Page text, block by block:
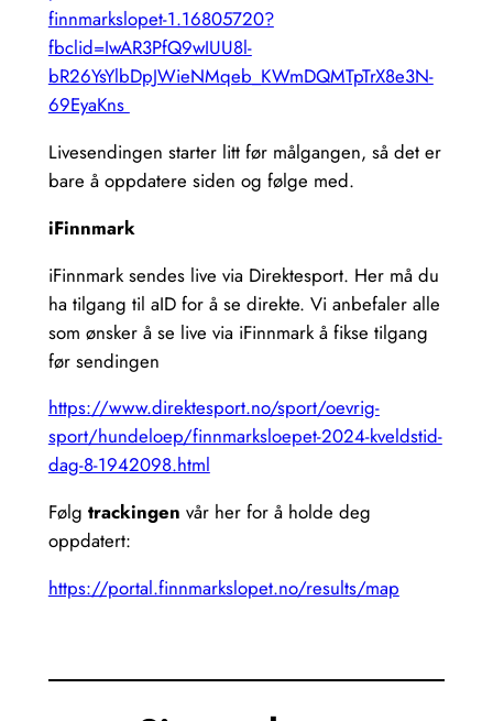
finnmarkslopet-1.16805720?
fbclid=IwAR3PfQ9wIUU8l-
bR26YsYlbDpJWieNMqeb_KWmDQMTpTrX8e3N-
69EyaKns
Livesendingen starter litt før målgangen, så det er
bare å oppdatere siden og følge med.
iFinnmark
iFinnmark sendes live via Direktesport. Her må du
ha tilgang til aID for å se direkte. Vi anbefaler alle
som ønsker å se live via iFinnmark å fikse tilgang
før sendingen
https://www.direktesport.no/sport/oevrig-
sport/hundeloep/finnmarksloepet-2024-kveldstid-
dag-8-1942098.html
Følg trackingen vår her for å holde deg
oppdatert:
https://portal.finnmarkslopet.no/results/map